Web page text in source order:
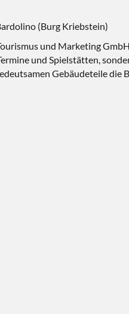
(Burg Kriebstein)
und Marketing
und Spielstätten,
Gebäudeteile